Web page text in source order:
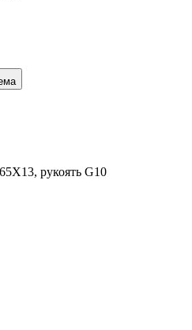
рукоять G10